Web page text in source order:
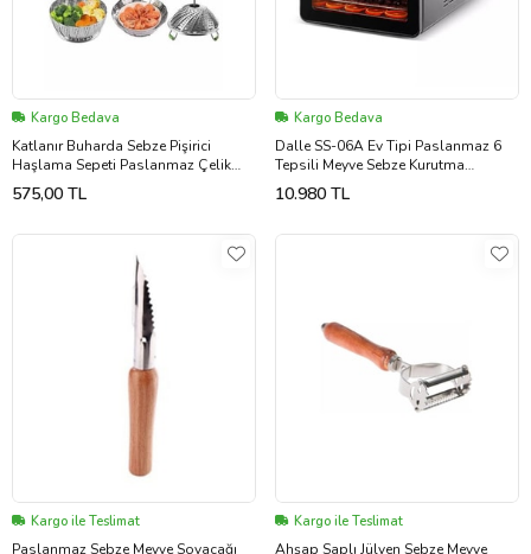
Kargo Bedava
Katlanır Buharda Sebze Pişirici
Haşlama Sepeti Paslanmaz Çelik
Buharlı Pişirici ORTA BOY 14-23 CM
(Krom)
575,00 TL
Kargo Bedava
Dalle SS-06A Ev Tipi Paslanmaz 6
Tepsili Meyve Sebze Kurutma
Makinesi
10.980 TL
Kargo ile Teslimat
Paslanmaz Sebze Meyve Soyacağı
Kargo ile Teslimat
Ahşap Saplı Jülyen Sebze Meyve